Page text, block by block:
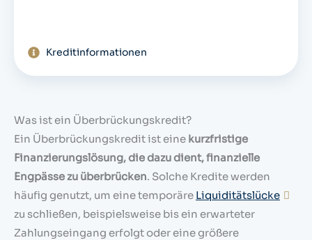
Kreditinformationen
Was ist ein Überbrückungskredit?
Ein Überbrückungskredit ist eine kurzfristige
Finanzierungslösung, die dazu dient, finanzielle
Engpässe zu überbrücken. Solche Kredite werden
häufig genutzt, um eine temporäre Liquiditätslücke
zu schließen, beispielsweise bis ein erwarteter
Zahlungseingang erfolgt oder eine größere